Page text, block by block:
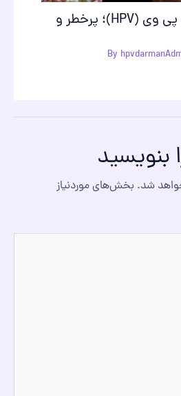
انواع ویروس اچ پی وی (HPV)؛ پرخطر و
بنویسید
شد. بخش‌های موردنیاز